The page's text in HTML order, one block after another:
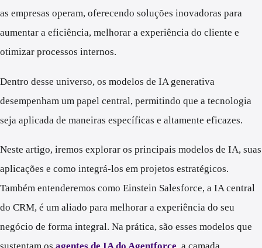
as empresas operam, oferecendo soluções inovadoras para
aumentar a eficiência, melhorar a experiência do cliente e
otimizar processos internos.
Dentro desse universo, os modelos de IA generativa
desempenham um papel central, permitindo que a tecnologia
seja aplicada de maneiras específicas e altamente eficazes.
Neste artigo, iremos explorar os principais modelos de IA, suas
aplicações e como integrá-los em projetos estratégicos.
Também entenderemos como Einstein Salesforce, a IA central
do CRM, é um aliado para melhorar a experiência do seu
negócio de forma integral. Na prática, são esses modelos que